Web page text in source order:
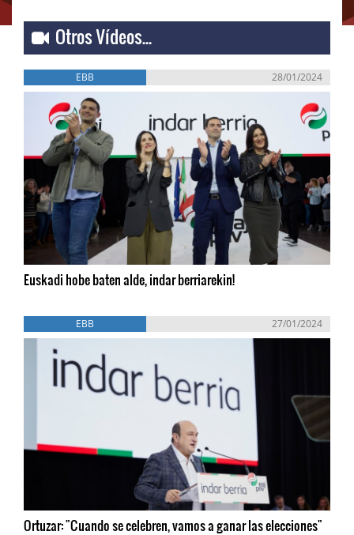
Otros Vídeos...
EBB 28/01/2024
Euskadi hobe baten alde, indar berriarekin!
EBB 27/01/2024
Ortuzar: "Cuando se celebren, vamos a ganar las elecciones"